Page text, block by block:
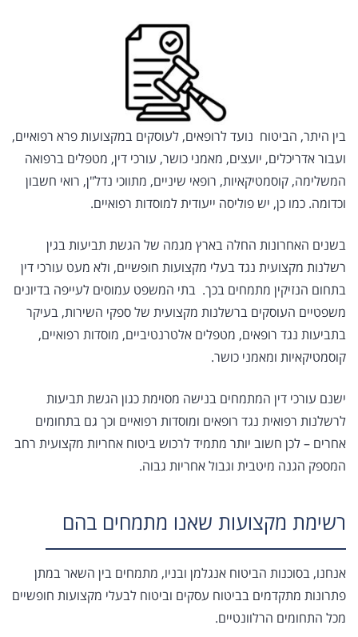
בין היתר, הביטוח נועד לרופאים, לעוסקים במקצועות פרא רפואיים,
ועבור אדריכלים, יועצים, מאמני כושר, עורכי דין, מטפלים ברפואה
המשלימה, קוסמטיקאיות, רופאי שיניים, מתווכי נדל"ן, רואי חשבון
וכדומה. כמו כן, יש פוליסה ייעודית למוסדות רפואיים.
בשנים האחרונות החלה בארץ מגמה של הגשת תביעות בגין
רשלנות מקצועית נגד בעלי מקצועות חופשיים, ולא מעט עורכי דין
בתחום הנזיקין מתמחים בכך. בתי המשפט עמוסים לעייפה בדיונים
משפטיים העוסקים ברשלנות מקצועית של ספקי השירות, בעיקר
בתביעות נגד רופאים, מטפלים אלטרנטיביים, מוסדות רפואיים,
קוסמטיקאיות ומאמני כושר.
ישנם עורכי דין המתמחים בנישה מסוימת כגון הגשת תביעות
לרשלנות רפואית נגד רופאים ומוסדות רפואיים וכך גם בתחומים
אחרים – לכן חשוב יותר מתמיד לרכוש ביטוח אחריות מקצועית רחב
המספק הגנה מיטבית וגבול אחריות גבוה.
רשימת מקצועות שאנו מתמחים בהם
אנחנו, בסוכנות הביטוח אנגלמן ובניו, מתמחים בין השאר במתן
פתרונות מתקדמים בביטוח עסקים וביטוח לבעלי מקצועות חופשיים
מכל התחומים הרלוונטיים.